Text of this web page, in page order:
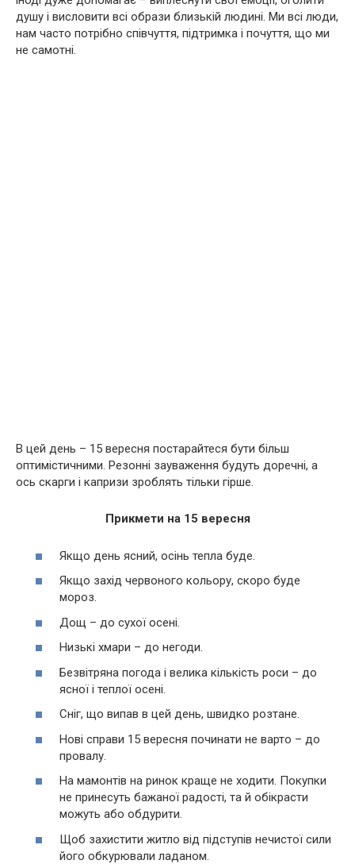
душу і висловити всі образи близькій людині. Ми всі люди,
нам часто потрібно співчуття, підтримка і почуття, що ми
не самотні.
В цей день – 15 вересня постарайтеся бути більш
оптимістичними. Резонні зауваження будуть доречні, а
ось скарги і капризи зроблять тільки гірше.
Прикмети на 15 вересня
Якщо день ясний, осінь тепла буде.
Якщо захід червоного кольору, скоро буде
мороз.
Дощ – до сухої осені.
Низькі хмари – до негоди.
Безвітряна погода і велика кількість роси – до
ясної і теплої осені.
Сніг, що випав в цей день, швидко розтане.
Нові справи 15 вересня починати не варто – до
провалу.
На мамонтів на ринок краще не ходити. Покупки
не принесуть бажаної радості, та й обікрасти
можуть або обдурити.
Щоб захистити житло від підступів нечистої сили
його обкурювали ладаном.